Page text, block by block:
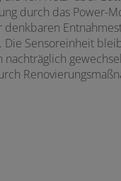
durch das Power-
denkbaren
Die Sensoreinheit
nachträglich